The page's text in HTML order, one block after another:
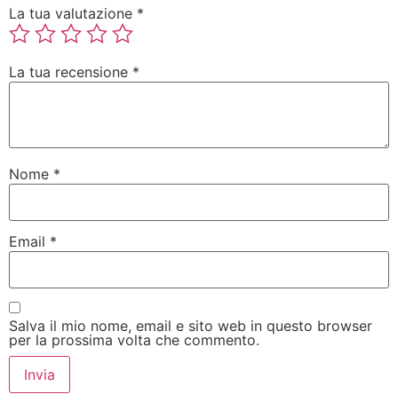
La tua valutazione *
La tua recensione *
Nome *
Email *
Salva il mio nome, email e sito web in questo browser
per la prossima volta che commento.